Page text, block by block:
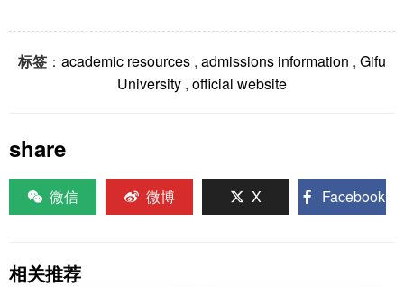
标签 ： academic resources , admissions information , Gifu
University , official website
share
微信 微博 X Facebook
相关推荐